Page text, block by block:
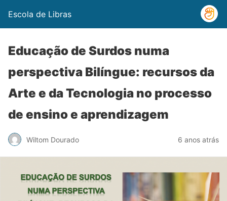
Escola de Libras
Educação de Surdos numa
perspectiva Bilíngue: recursos da
Arte e da Tecnologia no processo
de ensino e aprendizagem
Wiltom Dourado 6 anos atrás